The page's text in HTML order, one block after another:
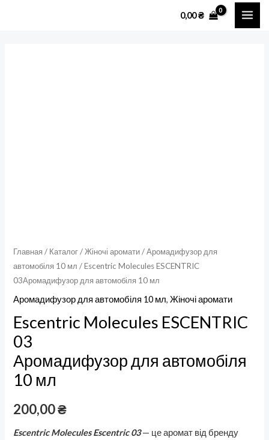
0,00₴
Главная / Каталог/Жіночі аромати/Аромадифузор для
автомобіля 10 мл / Escentric Molecules ESCENTRIC
03Аромадифузор для автомобіля 10 мл
Аромадифузор для автомобіля 10 мл,Жіночі аромати
Escentric Molecules ESCENTRIC
03
Аромадифузор для автомобіля
10 мл
200,00₴
Escentric Molecules Escentric 03— це аромат від бренду